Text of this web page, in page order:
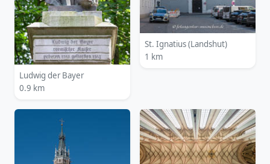
Ludwig der Bayer
0.9 km
St. Ignatius (Landshut)
1 km